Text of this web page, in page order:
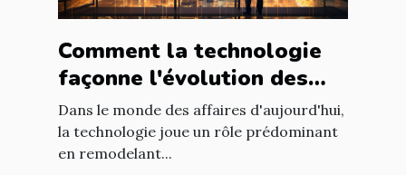
Comment la technologie
façonne l'évolution des
entreprises
Dans le monde des affaires d'aujourd'hui,
la technologie joue un rôle prédominant
en remodelant...